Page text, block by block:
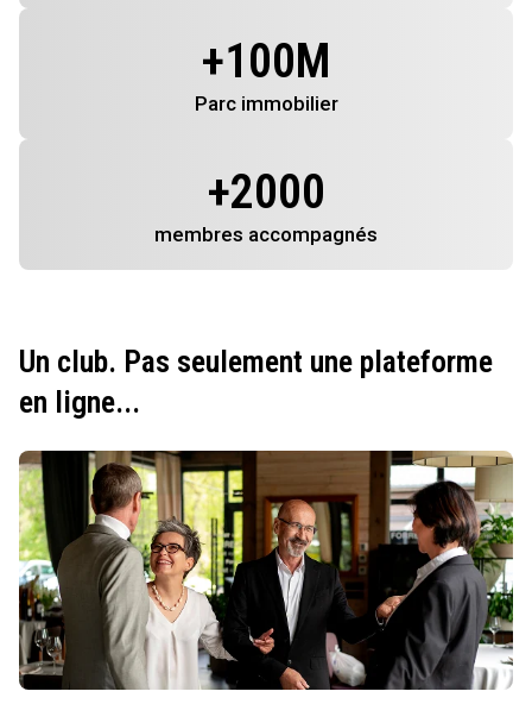
+100M
Parc immobilier
+2000
membres accompagnés
Un club. Pas seulement une plateforme
en ligne...